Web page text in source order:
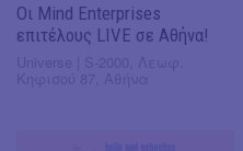
Οι Mind Enterprises
επιτέλους LIVE σε Αθήνα!